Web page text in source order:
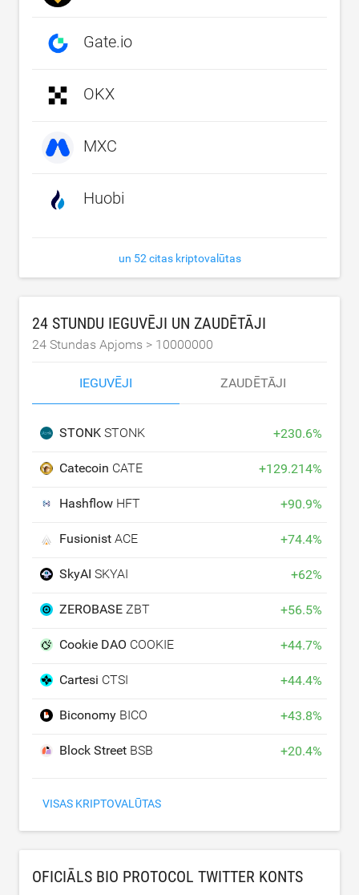
Gate.io
OKX
MXC
Huobi
un 52 citas kriptovalūtas
24 STUNDU IEGUVĒJI UN ZAUDĒTĀJI
24 Stundas Apjoms > 10000000
IEGUVĒJI ZAUDĒTĀJI
STONK STONK +230.6%
Catecoin CATE +129.214%
Hashflow HFT +90.9%
Fusionist ACE +74.4%
SkyAI SKYAI +62%
ZEROBASE ZBT +56.5%
Cookie DAO COOKIE +44.7%
Cartesi CTSI +44.4%
Biconomy BICO +43.8%
Block Street BSB +20.4%
VISAS KRIPTOVALŪTAS
OFICIĀLS BIO PROTOCOL TWITTER KONTS